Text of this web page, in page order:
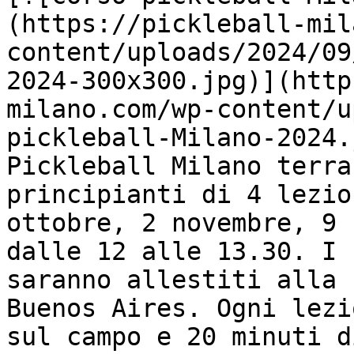
(https://pickleball-
content/uploads/2024/
2024-
milano.com/wp-content/
pickleball-Milano-
Pickleball Milano
principianti di 4
ottobre, 2 novembre, 9
dalle 12 alle 13.30. I
saranno allestiti alla
Buenos Aires. Ogni
sul campo e 20 minuti